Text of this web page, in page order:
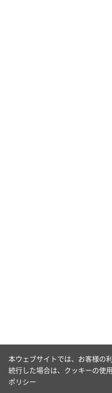
本ウェブサイトでは、お客様の
続行した場合は、クッキーの使
ポリシー